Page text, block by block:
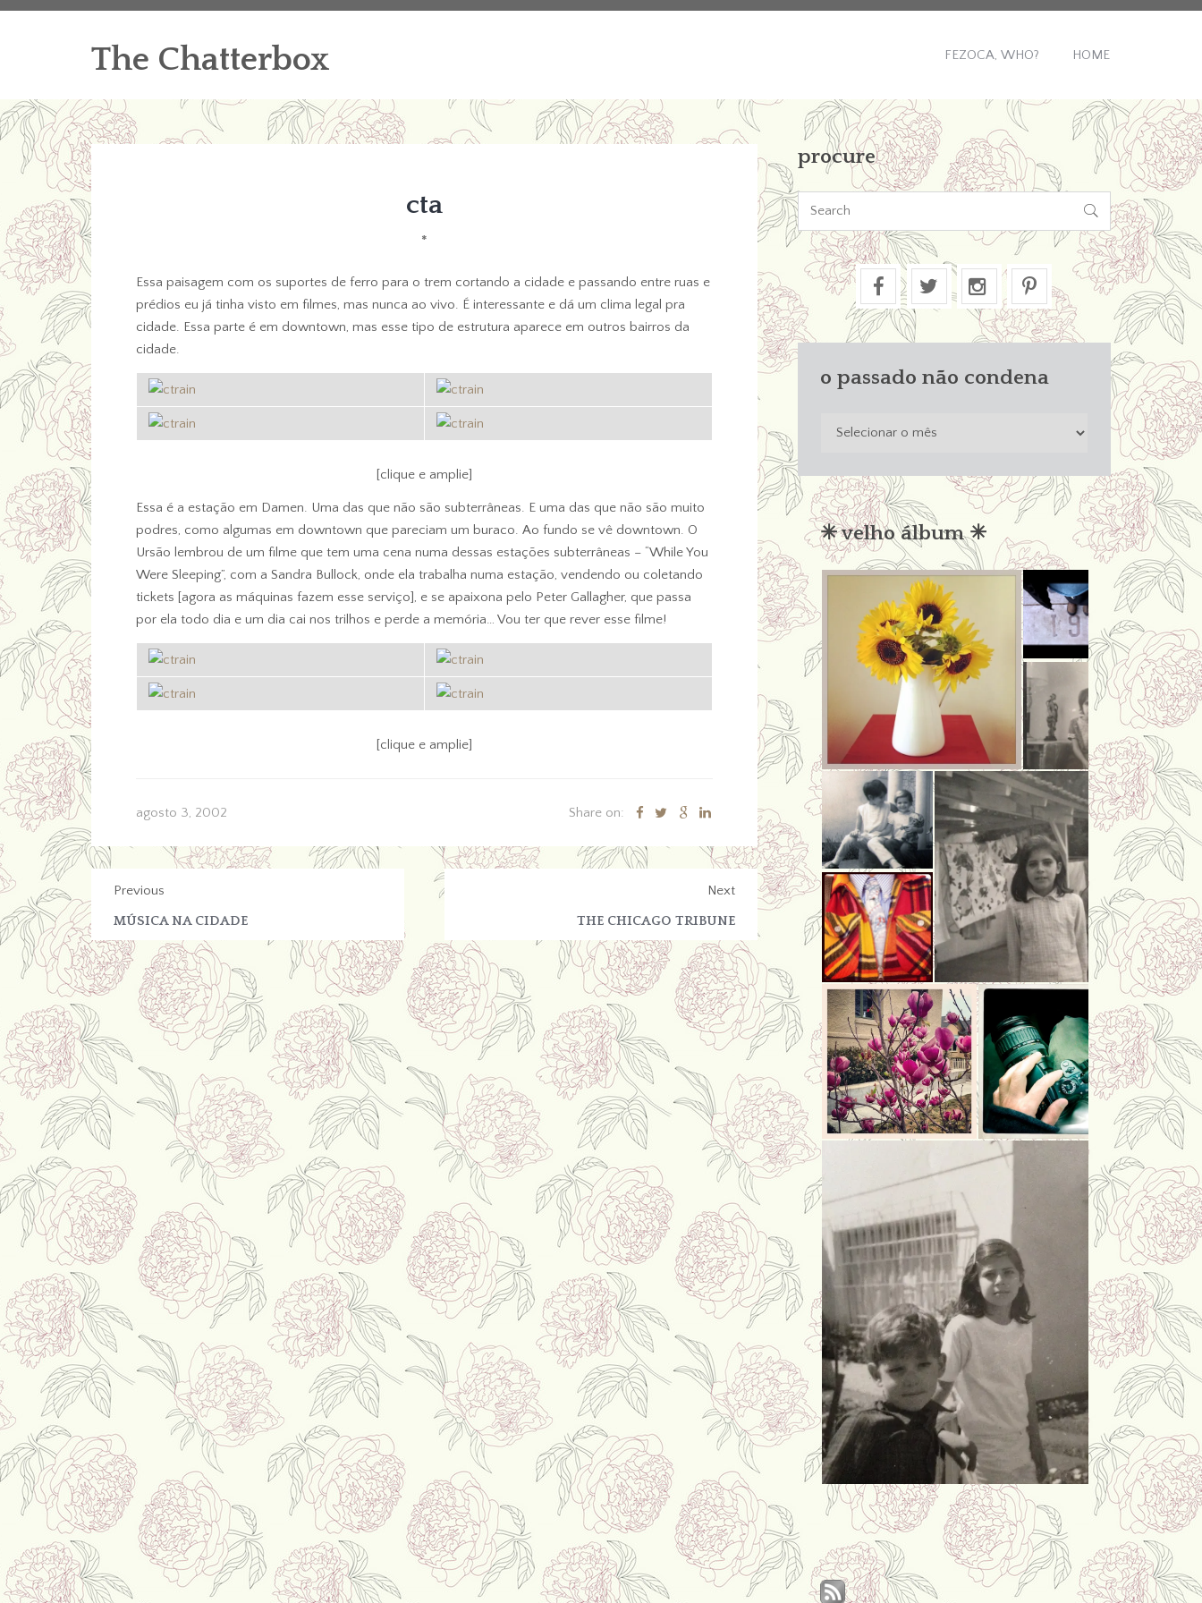
The Chatterbox FEZOCA, WHO? HOME
cta
*
Essa paisagem com os suportes de ferro para o trem cortando a cidade e passando entre ruas e
prédios eu já tinha visto em filmes, mas nunca ao vivo. É interessante e dá um clima legal pra
cidade. Essa parte é em downtown, mas esse tipo de estrutura aparece em outros bairros da
cidade.
[clique e amplie]
Essa é a estação em Damen. Uma das que não são subterrâneas. E uma das que não são muito
podres, como algumas em downtown que pareciam um buraco. Ao fundo se vê downtown. O
Ursão lembrou de um filme que tem uma cena numa dessas estações subterrâneas – “While You
Were Sleeping”, com a Sandra Bullock, onde ela trabalha numa estação, vendendo ou coletando
tickets [agora as máquinas fazem esse serviço], e se apaixona pelo Peter Gallagher, que passa
por ela todo dia e um dia cai nos trilhos e perde a memória… Vou ter que rever esse filme!
[clique e amplie]
agosto 3, 2002 Share on:
Previous
MÚSICA NA CIDADE
Next
THE CHICAGO TRIBUNE
procure

o passado não condena
condena
✳︎ velho álbum ✳︎